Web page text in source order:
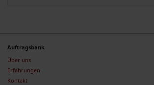
Auftragsbank
Über uns
Erfahrungen
Kontakt